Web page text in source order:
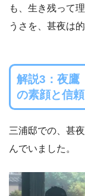
も、生き残って
うさを、甚夜は
解説3：夜鷹
の素顔と信頼
三浦邸での、甚
んでいました。